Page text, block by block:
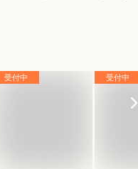
受付中 受付中